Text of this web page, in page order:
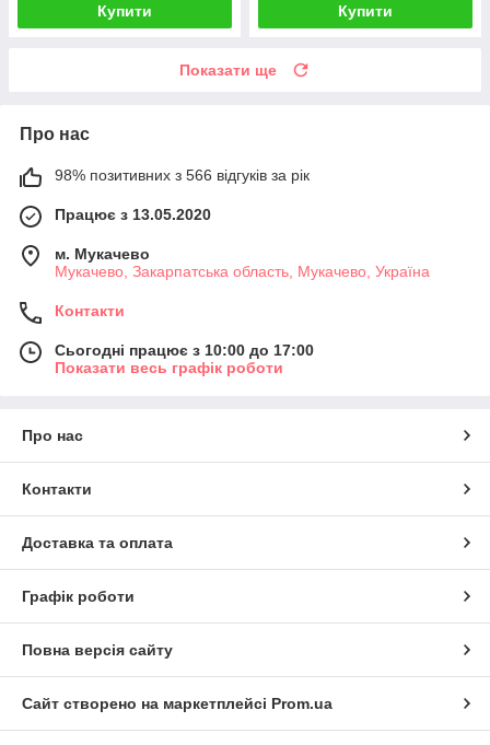
Купити Купити
Показати ще
Про нас
98% позитивних з 566 відгуків за рік
Працює з 13.05.2020
м. Мукачево
Мукачево, Закарпатська область, Мукачево, Україна
Контакти
Сьогодні працює з 10:00 до 17:00
Показати весь графік роботи
Про нас
Контакти
Доставка та оплата
Графік роботи
Повна версія сайту
Сайт створено на маркетплейсі Prom.ua